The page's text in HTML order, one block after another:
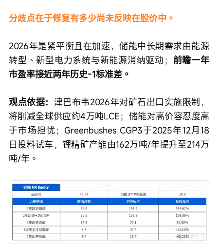
显改善。
分歧点在于修复有多少尚未反映在股价中。
2026年是紧平衡且在加速，储能中长期需求由能源
市盈率接近两年历史-1标准差。
观点依据：津巴布韦2026年对矿石出口实施限制，
将削减全球供应约4万吨LCE；储能对高价容忍度高
于市场担忧；Greenbushes CGP3于2025年12月18
吨/年。